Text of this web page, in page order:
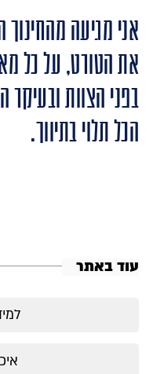
אני מגיעה מהחינוך
את הטורט, על כל
בפני הצוות ובעיקר
הכל תלוי בתיווך.
עוד באתר